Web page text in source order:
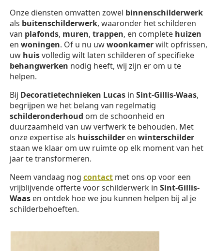
Onze diensten omvatten zowel binnenschilderwerk
als buitenschilderwerk, waaronder het schilderen
van plafonds, muren, trappen, en complete huizen
en woningen. Of u nu uwwoonkamerwilt opfrissen,
uw huisvolledig wilt laten schilderen of specifieke
behangwerken nodig heeft, wij zijn er om u te
helpen.
Bij Decoratietechnieken Lucas in Sint-Gillis-Waas,
begrijpen we het belang van regelmatig
schilderonderhoud om de schoonheid en
duurzaamheid van uw verfwerk te behouden. Met
onze expertise als huisschilder en winterschilder
staan we klaar om uw ruimte op elk moment van het
jaar te transformeren.
Neem vandaag nog contact met ons op voor een
vrijblijvende offerte voor schilderwerk in Sint-Gillis-
Waas en ontdek hoe we jou kunnen helpen bij al je
schilderbehoeften.